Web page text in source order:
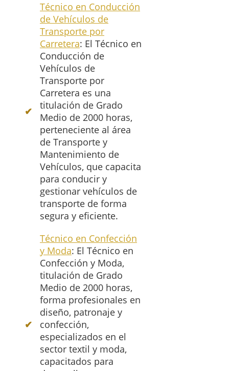
Técnico en Conducción
de Vehículos de
Transporte por
Carretera: El Técnico en
Conducción de
Vehículos de
Transporte por
Carretera es una
titulación de Grado
Medio de 2000 horas,
perteneciente al área
de Transporte y
Mantenimiento de
Vehículos, que capacita
para conducir y
gestionar vehículos de
transporte de forma
segura y eficiente.
Técnico en Confección
y Moda: El Técnico en
Confección y Moda,
titulación de Grado
Medio de 2000 horas,
forma profesionales en
diseño, patronaje y
confección,
especializados en el
sector textil y moda,
capacitados para